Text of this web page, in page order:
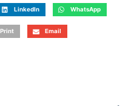
LinkedIn WhatsApp
Print Email